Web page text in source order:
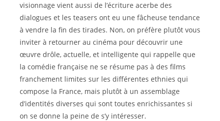
visionnage vient aussi de l’écriture acerbe des
dialogues et les teasers ont eu une fâcheuse tendance
à vendre la fin des tirades. Non, on préfère plutôt vous
inviter à retourner au cinéma pour découvrir une
œuvre drôle, actuelle, et intelligente qui rappelle que
la comédie française ne se résume pas à des films
franchement limites sur les différentes ethnies qui
compose la France, mais plutôt à un assemblage
d’identités diverses qui sont toutes enrichissantes si
on se donne la peine de s’y intéresser.